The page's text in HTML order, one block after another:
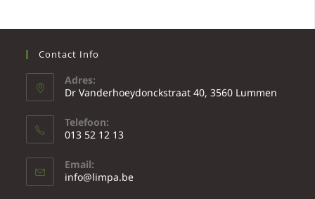
Contact Info
Adres:
Dr Vanderhoeydonckstraat 40, 3560 Lummen
Telefoon:
013 52 12 13
Email:
info@limpa.be